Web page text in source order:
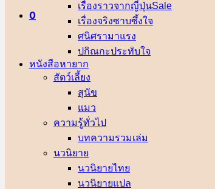
0
เรื่องราวจากญี่ปุ่น
เรื่องจริงซาบซึ้งใจ
ศนิศรา
ปกิณกะประทับใจ
หนังสือหายาก
สัตว์เลี้ยง
สุนัข
แมว
ความรู้ทั่วไป
บทความรวมเล่ม
นวนิยาย
นวนิยายไทย
นวนิยายแปล